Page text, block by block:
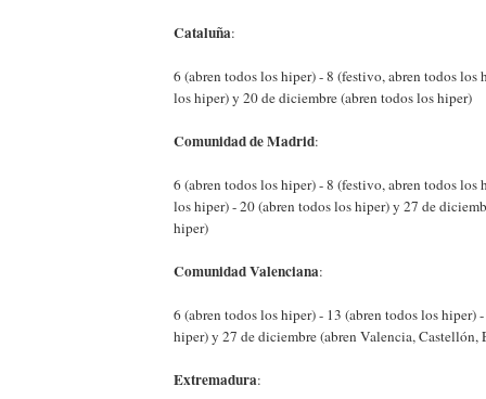
Cataluña:
6 (abren todos los hiper) - 8 (festivo, abren todos los
los hiper) y 20 de diciembre (abren todos los hiper)
Comunidad de Madrid:
6 (abren todos los hiper) - 8 (festivo, abren todos los
los hiper) - 20 (abren todos los hiper) y 27 de
hiper)
Comunidad Valenciana:
6 (abren todos los hiper) - 13 (abren todos los hiper)
hiper) y 27 de diciembre (abren Valencia, Castellón,
Extremadura: